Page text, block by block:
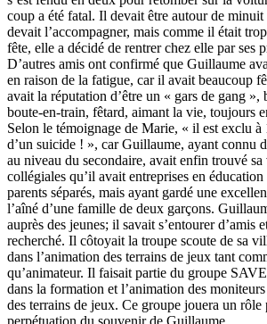
coup a été fatal. Il devait être autour de
devait l’accompagner, mais comme il était
fête, elle a décidé de rentrer chez elle par ses
D’autres amis ont confirmé que Guillaume
en raison de la fatigue, car il avait beaucoup
avait la réputation d’être un « gars de gang
boute-en-train, fêtard, aimant la vie, toujours
Selon le témoignage de Marie, « il est exclu à
d’un suicide ! », car Guillaume, ayant connu
au niveau du secondaire, avait enfin trouvé sa
collégiales qu’il avait entreprises en éducation
parents séparés, mais ayant gardé une
l’aîné d’une famille de deux garçons.
auprès des jeunes; il savait s’entourer d’amis
recherché. Il côtoyait la troupe scoute de sa
dans l’animation des terrains de jeux tant
qu’animateur. Il faisait partie du groupe
dans la formation et l’animation des
des terrains de jeux. Ce groupe jouera un rôle